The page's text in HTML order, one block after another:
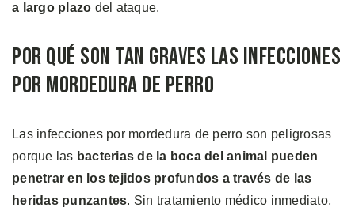
a largo plazo del ataque.
Por Qué Son tan Graves las Infecciones
por Mordedura de Perro
Las infecciones por mordedura de perro son peligrosas
porque las bacterias de la boca del animal pueden
penetrar en los tejidos profundos a través de las
heridas punzantes. Sin tratamiento médico inmediato,